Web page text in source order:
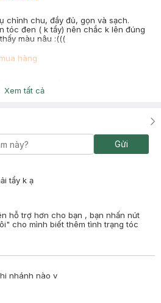
chỉnh chu, đầy đủ, gọn và sạch.
tóc đen ( k tẩy) nên chắc k lên đúng
màu nâu :(((
hàng
2 lần phai ra sẽ sáng hơn. ra nắng
Xem tất cả
Gửi
tẩy k ạ
hỗ trợ hơn cho bạn , bạn nhấn nút
cho mình biết thêm tình trạng tóc
nhánh nào v